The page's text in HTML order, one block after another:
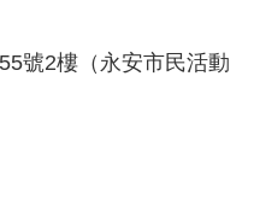
號2樓（永安市民活動